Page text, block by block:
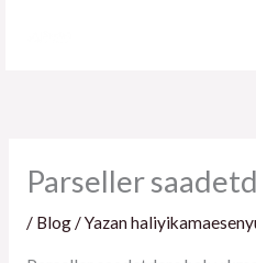
Parseller
/ Blog/ Yazan